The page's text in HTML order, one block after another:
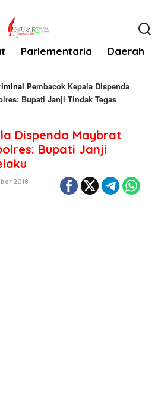
Parlementaria Daerah
Pembacok Kepala Dispenda
Bupati Janji Tindak Tegas
Dispenda Maybrat
Bupati Janji
2018